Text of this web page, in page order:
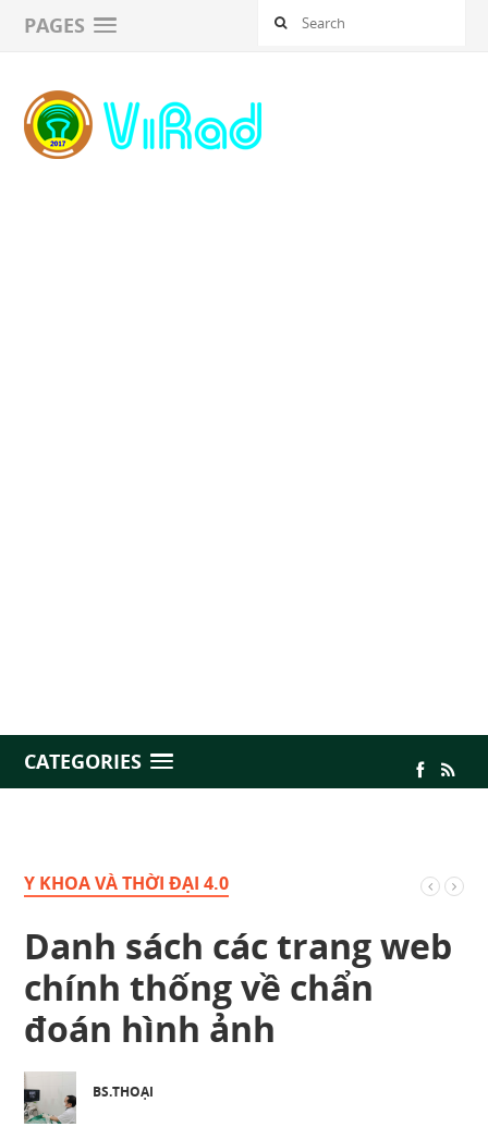
PAGES
CATEGORIES
Y KHOA VÀ THỜI ĐẠI 4.0
Danh sách các trang web
chính thống về chẩn
đoán hình ảnh
BS.THOẠI